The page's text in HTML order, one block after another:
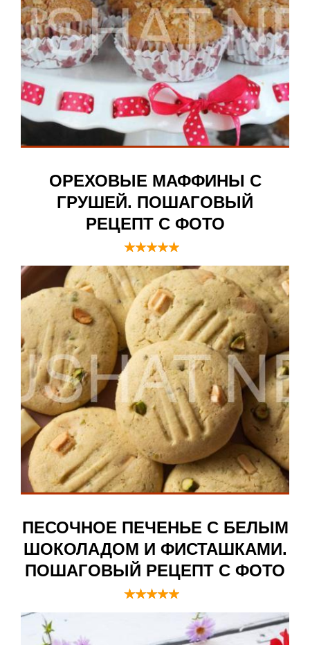
ОРЕХОВЫЕ МАФФИНЫ С
ГРУШЕЙ. ПОШАГОВЫЙ
РЕЦЕПТ С ФОТО
ПЕСОЧНОЕ ПЕЧЕНЬЕ С БЕЛЫМ
ШОКОЛАДОМ И ФИСТАШКАМИ.
ПОШАГОВЫЙ РЕЦЕПТ С ФОТО